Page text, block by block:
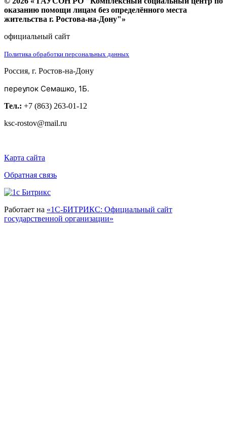
оказанию помощи лицам без определённого места
жительства г. Ростова-на-Дону"»
официальный сайт
Политика обработки персональных данных
Россия, г. Ростов-на-Дону
переулок Семашко, 1Б.
Тел.: +7 (863) 263-01-12
ksc-rostov@mail.ru
Карта сайта
Обратная связь
Работает на «1С-БИТРИКС: Официальный сайт
государственной организации»